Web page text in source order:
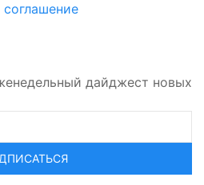
соглашение
дайджест новых